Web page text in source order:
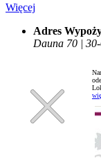
Więcej
Adres
Dauna 70 |